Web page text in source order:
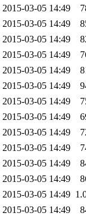
2015-03-05 14:49
2015-03-05 14:49
2015-03-05 14:49
2015-03-05 14:49
2015-03-05 14:49
2015-03-05 14:49
2015-03-05 14:49
2015-03-05 14:49
2015-03-05 14:49
2015-03-05 14:49
2015-03-05 14:49
2015-03-05 14:49
2015-03-05 14:49
2015-03-05 14:49